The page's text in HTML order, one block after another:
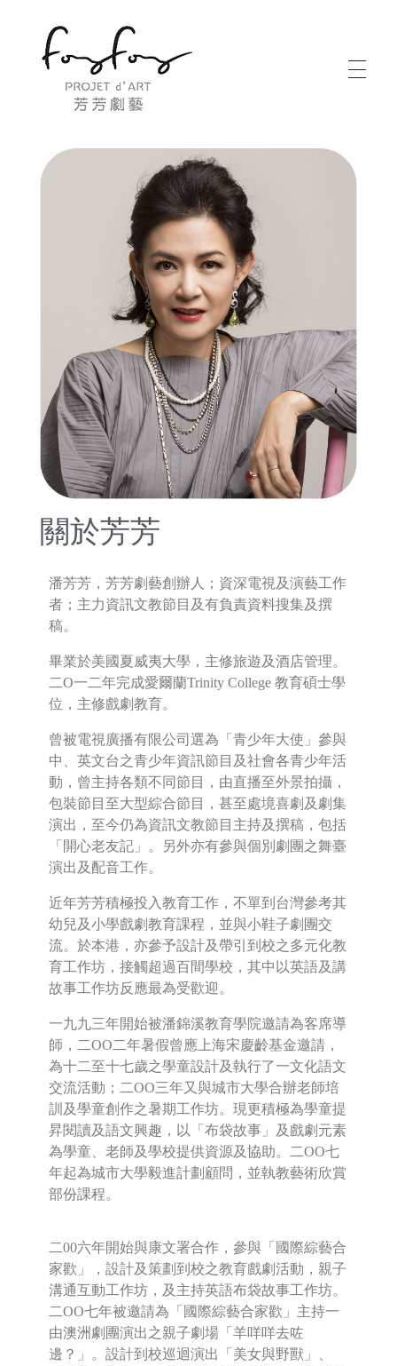
關於芳芳
潘芳芳，芳芳劇藝創辦人；資深電視及演藝工作
者；主力資訊文教節目及有負責資料搜集及撰
稿。
畢業於美國夏威夷大學，主修旅遊及酒店管理。
二O一二年完成愛爾蘭Trinity College 教育碩士學
位，主修戲劇教育。
曾被電視廣播有限公司選為「青少年大使」參與
中、英文台之青少年資訊節目及社會各青少年活
動，曾主持各類不同節目，由直播至外景拍攝，
包裝節目至大型綜合節目，甚至處境喜劇及劇集
演出，至今仍為資訊文教節目主持及撰稿，包括
「開心老友記」。另外亦有參與個別劇團之舞臺
演出及配音工作。
近年芳芳積極投入教育工作，不單到台灣參考其
幼兒及小學戲劇教育課程，並與小鞋子劇團交
流。於本港，亦參予設計及帶引到校之多元化教
育工作坊，接觸超過百間學校，其中以英語及講
故事工作坊反應最為受歡迎。
一九九三年開始被潘錦溪教育學院邀請為客席導
師，二OO二年暑假曾應上海宋慶齡基金邀請，
為十二至十七歲之學童設計及執行了一文化語文
交流活動；二OO三年又與城市大學合辦老師培
訓及學童創作之暑期工作坊。現更積極為學童提
昇閱讀及語文興趣，以「布袋故事」及戲劇元素
為學童、老師及學校提供資源及協助。二OO七
年起為城市大學毅進計劃顧問，並執教藝術欣賞
部份課程。
二00六年開始與康文署合作，參與「國際綜藝合
家歡」，設計及策劃到校之教育戲劇活動，親子
溝通互動工作坊，及主持英語布袋故事工作坊。
二OO七年被邀請為「國際綜藝合家歡」主持一
由澳洲劇團演出之親子劇場「羊咩咩去咗
邊？」。設計到校巡迴演出「美女與野獸」、